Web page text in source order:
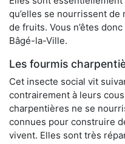
qu’elles se nourrissent
de fruits. Vous n’êtes
Bâgé-la-Ville.
Les fourmis
Cet insecte social vit
contrairement à leurs
charpentières ne se
connues pour construire
vivent. Elles sont très